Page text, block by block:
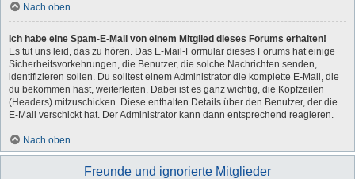
Nach oben
Ich habe eine Spam-E-Mail von einem Mitglied dieses Forums erhalten!
Es tut uns leid, das zu hören. Das E-Mail-Formular dieses Forums hat einige
Sicherheitsvorkehrungen, die Benutzer, die solche Nachrichten senden,
identifizieren sollen. Du solltest einem Administrator die komplette E-Mail, die
du bekommen hast, weiterleiten. Dabei ist es ganz wichtig, die Kopfzeilen
(Headers) mitzuschicken. Diese enthalten Details über den Benutzer, der die
E-Mail verschickt hat. Der Administrator kann dann entsprechend reagieren.
Nach oben
Freunde und ignorierte Mitglieder